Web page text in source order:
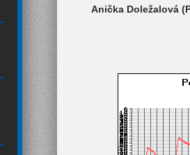
Anička Doležalová